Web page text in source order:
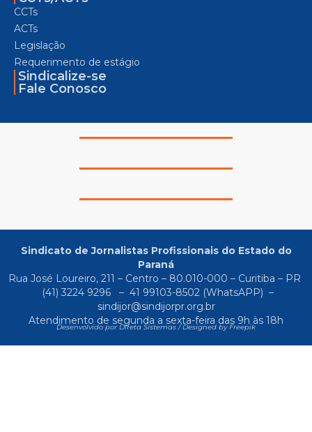
CCTs
ACTs
Legislação
Requerimento de estágio
Sindicalize-se
Fale Conosco
Sindicato de Jornalistas Profissionais do Estado do
Paraná
Rua José Loureiro, 211 – Centro – 80.010-000 – Curitiba – PR
(41) 3224 9296
– 41 99103-8502(WhatsAPP) –
sindijor@sindijorpr.org.br
Atendimento de segunda a sexta-feira das 9h às 18h
Desenvolvido por Direta Sistemas /Designed by Freepik